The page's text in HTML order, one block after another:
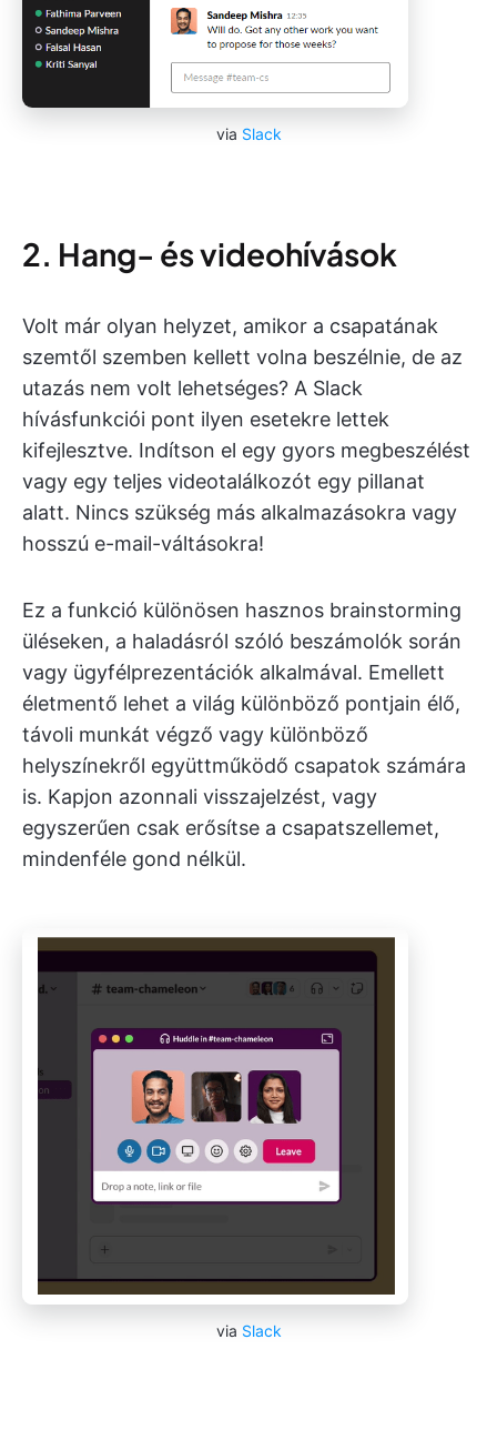
via Slack
2. Hang- és videohívások
Volt már olyan helyzet, amikor a csapatának
szemtől szemben kellett volna beszélnie, de az
utazás nem volt lehetséges? A Slack
hívásfunkciói pont ilyen esetekre lettek
kifejlesztve. Indítson el egy gyors megbeszélést
vagy egy teljes videotalálkozót egy pillanat
alatt. Nincs szükség más alkalmazásokra vagy
hosszú e-mail-váltásokra!
Ez a funkció különösen hasznos brainstorming
üléseken, a haladásról szóló beszámolók során
vagy ügyfélprezentációk alkalmával. Emellett
életmentő lehet a világ különböző pontjain élő,
távoli munkát végző vagy különböző
helyszínekről együttműködő csapatok számára
is. Kapjon azonnali visszajelzést, vagy
egyszerűen csak erősítse a csapatszellemet,
mindenféle gond nélkül.
via Slack